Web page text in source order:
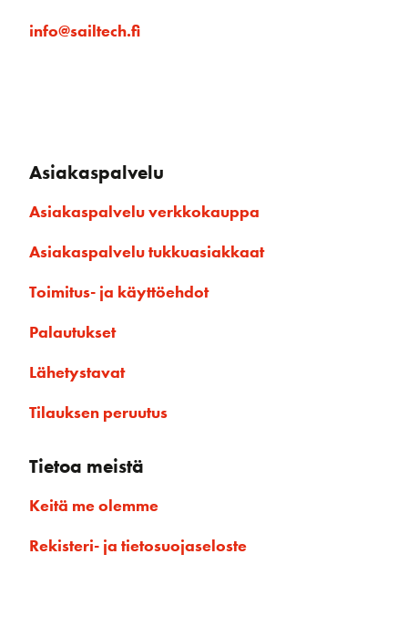
info@sailtech.fi
Asiakaspalvelu
Asiakaspalvelu verkkokauppa
Asiakaspalvelu tukkuasiakkaat
Toimitus- ja käyttöehdot
Palautukset
Lähetystavat
Tilauksen peruutus
Tietoa meistä
Keitä me olemme
Rekisteri- ja tietosuojaseloste